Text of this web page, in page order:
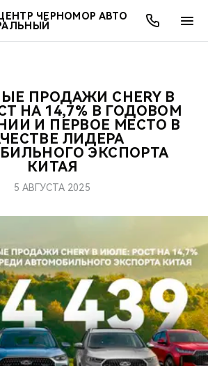
ЧЕРНОМОР АВТО
МОДЕЛИ
О КОМПАНИИ
ПОКУПАТЕЛЯМ
ВЛАДЕЛЬЦАМ
МИР CHERY
ОНЛАЙН СЕРВИСЫ
ПРОДАЖИ CHERY В
НА 14,7% В ГОДОВОМ
И ПЕРВОЕ МЕСТО В
ЛИДЕРА
ЭКСПОРТА
КИТАЯ
5 АВГУСТА 2025